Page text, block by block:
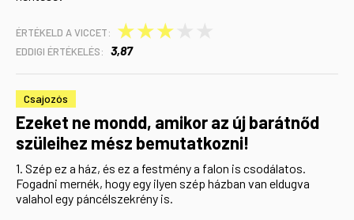
ÉRTÉKELD A VICCET: ★
★
★
EDDIGI ÉRTÉKELÉS: 3,87
Csajozós
Ezeket ne mondd, amikor az új barátnőd
szüleihez mész bemutatkozni!
1. Szép ez a ház, és ez a festmény a falon is csodálatos.
Fogadni mernék, hogy egy ilyen szép házban van eldugva
valahol egy páncélszekrény is.